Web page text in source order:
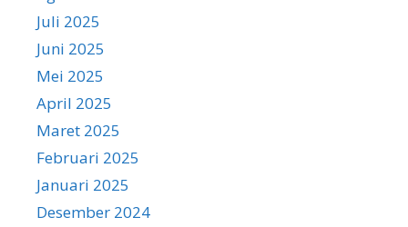
Juli 2025
Juni 2025
Mei 2025
April 2025
Maret 2025
Februari 2025
Januari 2025
Desember 2024